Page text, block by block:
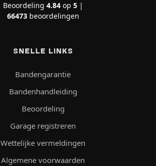
Beoordeling 4.84op 5|
66473beoordelingen
SNELLE LINKS
Bandengarantie
Bandenhandleiding
Beoordeling
Garage registreren
Wettelijke vermeldingen
Algemene voorwaarden